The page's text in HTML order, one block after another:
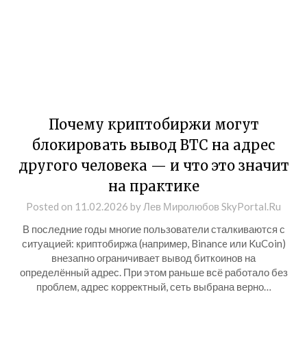
Почему криптобиржи могут
блокировать вывод BTC на адрес
другого человека — и что это значит
на практике
Posted on 11.02.2026 by Лев Миролюбов SkyPortal.Ru
В последние годы многие пользователи сталкиваются с
ситуацией: криптобиржа (например, Binance или KuCoin)
внезапно ограничивает вывод биткоинов на
определённый адрес. При этом раньше всё работало без
проблем, адрес корректный, сеть выбрана верно…